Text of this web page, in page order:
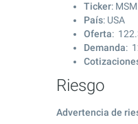
Ticker:
País: USA
Oferta:
Demanda:
Riesgo
Advertencia de